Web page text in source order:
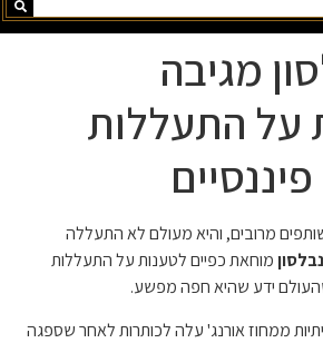
מגיבה
על התעללות
מרובים, והיא מעולם לא התעללה
מוחאת כפיים לטענות על התעללות
ידע שהיא חפה מפשע.
ממחוז אורנג' עלה לכותרות לאחר שספגה